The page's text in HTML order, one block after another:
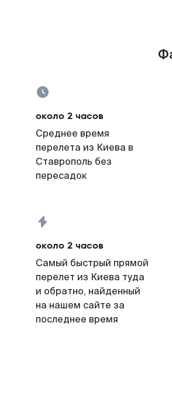
около 2 часов
Среднее время
перелета из Киева в
Ставрополь без
пересадок
около 2 часов
Самый быстрый прямой
перелет из Киева туда
и обратно, найденный
на нашем сайте за
последнее время